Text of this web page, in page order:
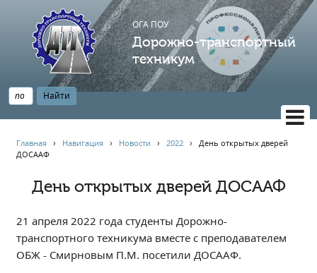
ОГА ПОУ
Дорожно-транспортный
техникум
НАВИГАЦИЯ
Главная
АБИТУРИЕНТУ
Опрос по качеству образования
Главная › Навигация › Новости ›2022 ›День открытых дверей
ДОСААФ
День открытых дверей ДОСААФ
21 апреля 2022 года студенты Дорожно-
транспортного техникума вместе с преподавателем
ОБЖ - Смирновым П.М. посетили ДОСААФ.